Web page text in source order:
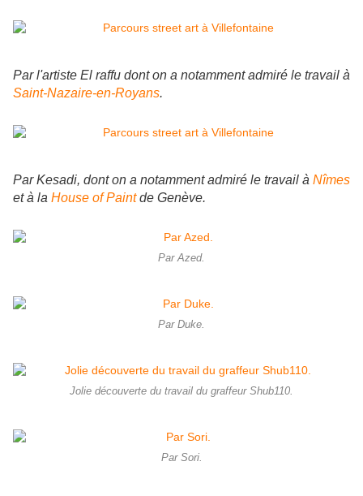
Par l'artiste El raffu dont on a notamment admiré le travail à
Saint-Nazaire-en-Royans.
Par Kesadi, dont on a notamment admiré le travail à Nîmes
et à la House of Paintde Genève.
Par Azed.
Par Duke.
Jolie découverte du travail du graffeur Shub110.
Par Sori.